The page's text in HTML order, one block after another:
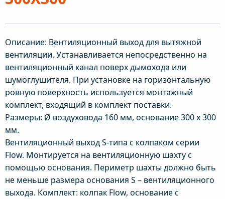
Описание: Вентиляционный выход для вытяжной
вентиляции. Устанавливается непосредственно на
вентиляционный канал поверх дымохода или
шумоглушителя. При установке на горизонтальную
ровную поверхность используется монтажный
комплект, входящий в комплект поставки.
Размеры: Ø воздуховода 160 мм, основание 300 х 300
мм.
Вентиляционный выход S-типа с колпаком серии
Flow. Монтируется на вентиляционную шахту с
помощью основания. Периметр шахты должно быть
не меньше размера основания S – вентиляционного
выхода. Комплект: колпак Flow, основание с